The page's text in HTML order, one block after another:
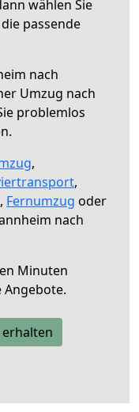
wählen Sie
passende
nach
Umzug nach
problemlos
,
,
Fernumzug oder
nach
Minuten